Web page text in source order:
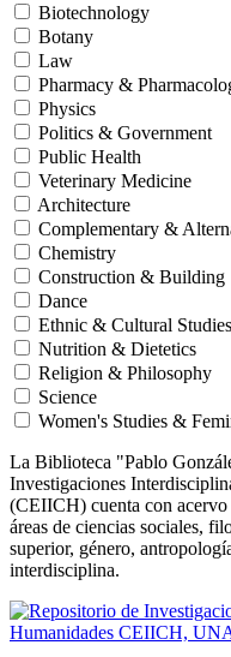
Biotechnology
Botany
Law
Pharmacy &
Physics
Politics & Government
Public Health
Veterinary Medicine
Architecture
Complementary &
Chemistry
Construction & Building
Dance
Ethnic & Cultural Studies
Nutrition & Dietetics
Religion & Philosophy
Science
Women's Studies &
La Biblioteca "Pablo
Investigaciones
(CEIICH) cuenta con
áreas de ciencias sociales,
superior, género,
interdisciplina.